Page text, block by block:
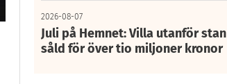
2026-08-07
Juli på Hemnet: Villa utanför stan
såld för över tio miljoner kronor